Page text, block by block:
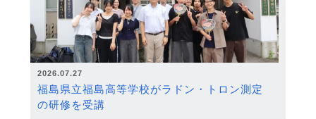
2026.07.27
福島県立福島高等学校がラドン・トロン測定
の研修を受講